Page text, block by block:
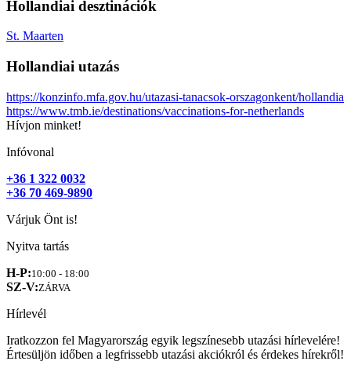
Hollandiai desztinációk
St. Maarten
Hollandiai utazás
https://konzinfo.mfa.gov.hu/utazasi-tanacsok-orszagonkent/hollandia
https://www.tmb.ie/destinations/vaccinations-for-netherlands
Hívjon minket!
Infóvonal
+36 1 322 0032
+36 70 469-9890
Várjuk Önt is!
Nyitva tartás
H-P:10:00 - 18:00
SZ-V:ZÁRVA
Hírlevél
Iratkozzon fel Magyarország egyik legszínesebb utazási hírlevelére!
Értesüljön időben a legfrissebb utazási akciókról és érdekes hírekről!